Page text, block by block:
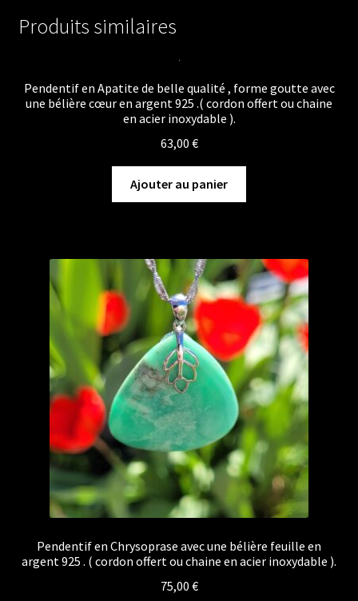
Produits similaires
Pendentif en Apatite de belle qualité , forme goutte avec
une bélière cœur en argent 925 .( cordon offert ou chaine
en acier inoxydable ).
63,00 €
Ajouter au panier
Pendentif en Chrysoprase avec une bélière feuille en
argent 925 . ( cordon offert ou chaine en acier inoxydable ).
75,00 €